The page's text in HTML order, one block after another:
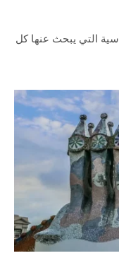
التي يبحث عنها كل